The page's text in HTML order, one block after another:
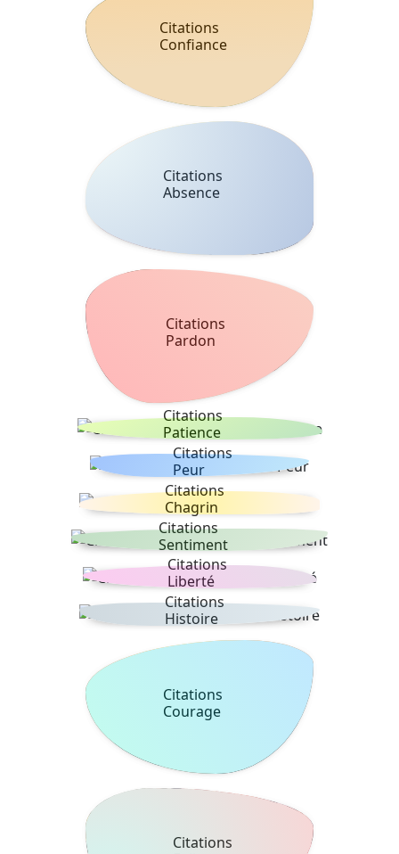
Citations
Confiance
Citations
Absence
Citations
Pardon
Citations
Patience
Citations
Peur
Citations
Chagrin
Citations
Sentiment
Citations
Liberté
Citations
Histoire
Citations
Courage
Citations